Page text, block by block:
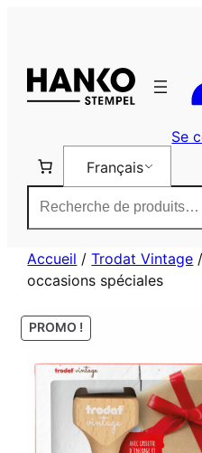
Se
Français
Accueil /Trodat Vintage
occasions spéciales
PROMO !